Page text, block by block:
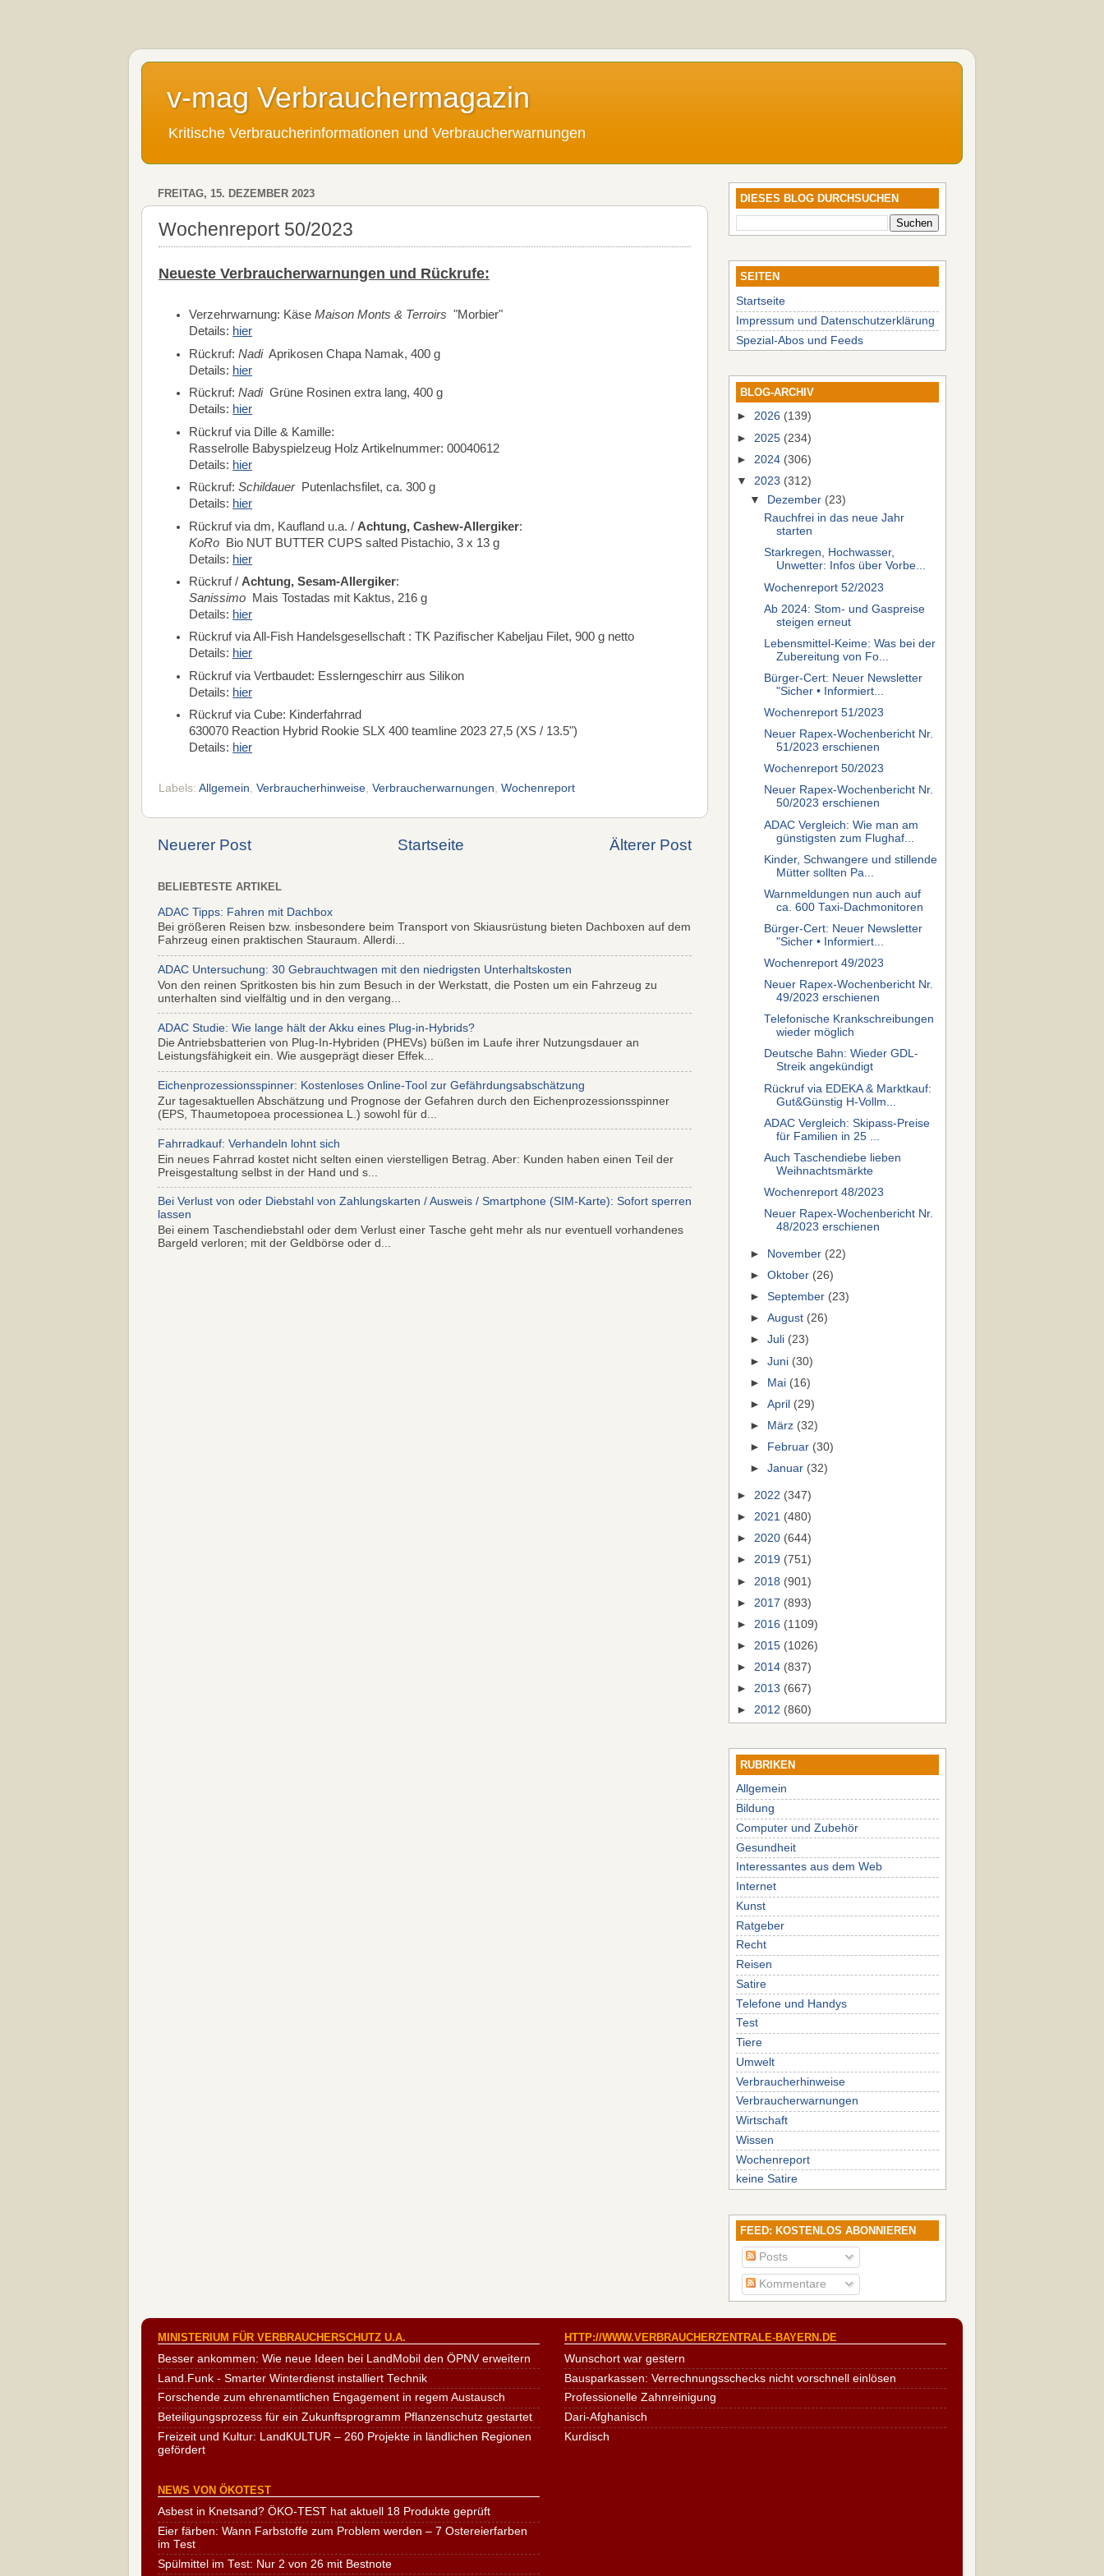
v-mag Verbrauchermagazin
Kritische Verbraucherinformationen und Verbraucherwarnungen
FREITAG, 15. DEZEMBER 2023
Wochenreport 50/2023
Neueste Verbraucherwarnungen und Rückrufe:
Verzehrwarnung: KäseMaison Monts & Terroirs "Morbier"
Details: hier
Rückruf:NadiAprikosen Chapa Namak, 400 g
Details: hier
Rückruf:NadiGrüne Rosinen extra lang, 400 g
Details: hier
Rückruf via Dille & Kamille:
Rasselrolle Babyspielzeug Holz Artikelnummer: 00040612
Details: hier
Rückruf:SchildauerPutenlachsfilet, ca. 300 g
Details: hier
Rückruf via dm, Kaufland u.a. / Achtung, Cashew-Allergiker:
KoRo Bio NUT BUTTER CUPS salted Pistachio, 3 x 13 g
Details: hier
Rückruf / Achtung, Sesam-Allergiker:
Sanissimo Mais Tostadas mit Kaktus, 216 g
Details: hier
Rückruf via All-Fish Handelsgesellschaft : TK Pazifischer Kabeljau Filet, 900 g netto
Details: hier
Rückruf via Vertbaudet: Esslerngeschirr aus Silikon
Details: hier
Rückruf via Cube: Kinderfahrrad
630070 Reaction Hybrid Rookie SLX 400 teamline 2023 27,5 (XS / 13.5")
Details: hier
Labels: Allgemein Verbraucherhinweise Verbraucherwarnungen Wochenreport
Neuerer Post Älterer Post
Startseite
BELIEBTESTE ARTIKEL
ADAC Tipps: Fahren mit Dachbox
Bei größeren Reisen bzw. insbesondere beim Transport von Skiausrüstung bieten Dachboxen auf dem
Fahrzeug einen praktischen Stauraum. Allerdi...
ADAC Untersuchung: 30 Gebrauchtwagen mit den niedrigsten Unterhaltskosten
Von den reinen Spritkosten bis hin zum Besuch in der Werkstatt, die Posten um ein Fahrzeug zu
unterhalten sind vielfältig und in den vergang...
ADAC Studie: Wie lange hält der Akku eines Plug-in-Hybrids?
Die Antriebsbatterien von Plug-In-Hybriden (PHEVs) büßen im Laufe ihrer Nutzungsdauer an
Leistungsfähigkeit ein. Wie ausgeprägt dieser Effek...
Eichenprozessionsspinner: Kostenloses Online-Tool zur Gefährdungsabschätzung
Zur tagesaktuellen Abschätzung und Prognose der Gefahren durch den Eichenprozessionsspinner
(EPS, Thaumetopoea processionea L.) sowohl für d...
Fahrradkauf: Verhandeln lohnt sich
Ein neues Fahrrad kostet nicht selten einen vierstelligen Betrag. Aber: Kunden haben einen Teil der
Preisgestaltung selbst in der Hand und s...
Bei Verlust von oder Diebstahl von Zahlungskarten / Ausweis / Smartphone (SIM-Karte): Sofort sperren
lassen
Bei einem Taschendiebstahl oder dem Verlust einer Tasche geht mehr als nur eventuell vorhandenes
Bargeld verloren; mit der Geldbörse oder d...
DIESES BLOG DURCHSUCHEN
SEITEN
Startseite
Impressum und Datenschutzerklärung
Spezial-Abos und Feeds
BLOG-ARCHIV
► 2026 (139)
► 2025 (234)
► 2024 (306)
▼ 2023 (312)
▼ Dezember (23)
Rauchfrei in das neue Jahr
starten
Starkregen, Hochwasser,
Unwetter: Infos über Vorbe...
Wochenreport 52/2023
Ab 2024: Stom- und Gaspreise
steigen erneut
Lebensmittel-Keime: Was bei der
Zubereitung von Fo...
Bürger-Cert: Neuer Newsletter
"Sicher • Informiert...
Wochenreport 51/2023
Neuer Rapex-Wochenbericht Nr.
51/2023 erschienen
Wochenreport 50/2023
Neuer Rapex-Wochenbericht Nr.
50/2023 erschienen
ADAC Vergleich: Wie man am
günstigsten zum Flughaf...
Kinder, Schwangere und stillende
Mütter sollten Pa...
Warnmeldungen nun auch auf
ca. 600 Taxi-Dachmonitoren
Bürger-Cert: Neuer Newsletter
"Sicher • Informiert...
Wochenreport 49/2023
Neuer Rapex-Wochenbericht Nr.
49/2023 erschienen
Telefonische Krankschreibungen
wieder möglich
Deutsche Bahn: Wieder GDL-
Streik angekündigt
Rückruf via EDEKA & Marktkauf:
Gut&Günstig H-Vollm...
ADAC Vergleich: Skipass-Preise
für Familien in 25 ...
Auch Taschendiebe lieben
Weihnachtsmärkte
Wochenreport 48/2023
Neuer Rapex-Wochenbericht Nr.
48/2023 erschienen
► November (22)
►Oktober (26)
►September (23)
►August (26)
►Juli (23)
►Juni (30)
► Mai (16)
►April (29)
►
März (32)
►
Februar (30)
►Januar (32)
► 2022 (347)
► 2021 (480)
► 2020 (644)
► 2019 (751)
► 2018 (901)
► 2017 (893)
► 2016 (1109)
► 2015 (1026)
► 2014 (837)
► 2013 (667)
► 2012 (860)
RUBRIKEN
Allgemein
Bildung
Computer und Zubehör
Gesundheit
Interessantes aus dem Web
Internet
Kunst
Ratgeber
Recht
Reisen
Satire
Telefone und Handys
Test
Tiere
Umwelt
Verbraucherhinweise
Verbraucherwarnungen
Wirtschaft
Wissen
Wochenreport
keine Satire
FEED: KOSTENLOS ABONNIEREN
Posts
Kommentare
MINISTERIUM FÜR VERBRAUCHERSCHUTZ U.A.
Besser ankommen: Wie neue Ideen bei LandMobil den ÖPNV erweitern
Land.Funk - Smarter Winterdienst installiert Technik
Forschende zum ehrenamtlichen Engagement in regem Austausch
Beteiligungsprozess für ein Zukunftsprogramm Pflanzenschutz gestartet
Freizeit und Kultur: LandKULTUR – 260 Projekte in ländlichen Regionen
gefördert
NEWS VON ÖKOTEST
Asbest in Knetsand? ÖKO-TEST hat aktuell 18 Produkte geprüft
Eier färben: Wann Farbstoffe zum Problem werden – 7 Ostereierfarben
im Test
Spülmittel im Test: Nur 2 von 26 mit Bestnote
HTTP://WWW.VERBRAUCHERZENTRALE-BAYERN.DE
Wunschort war gestern
Bausparkassen: Verrechnungsschecks nicht vorschnell einlösen
Professionelle Zahnreinigung
Dari-Afghanisch
Kurdisch